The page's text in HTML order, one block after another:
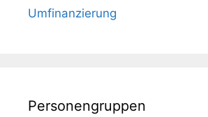
Umfinanzierung
Personengruppen